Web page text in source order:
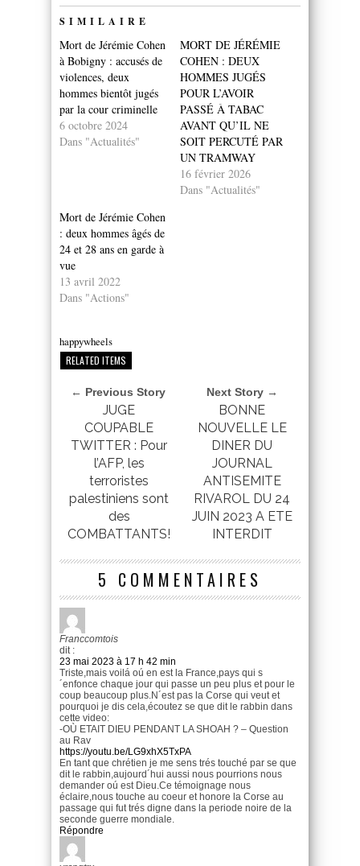
SIMILAIRE
Mort de Jérémie Cohen
à Bobigny : accusés de
violences, deux
hommes bientôt jugés
par la cour criminelle
6 octobre 2024
Dans "Actualités"
MORT DE JÉRÉMIE
COHEN : DEUX
HOMMES JUGÉS
POUR L’AVOIR
PASSÉ À TABAC
AVANT QU’IL NE
SOIT PERCUTÉ PAR
UN TRAMWAY
16 février 2026
Dans "Actualités"
Mort de Jérémie Cohen
: deux hommes âgés de
24 et 28 ans en garde à
vue
13 avril 2022
Dans "Actions"
happywheels
RELATED ITEMS
← Previous Story
JUGE
COUPABLE
TWITTER : Pour
l’AFP, les
terroristes
palestiniens sont
des
COMBATTANTS!
Next Story →
BONNE
NOUVELLE LE
DINER DU
JOURNAL
ANTISEMITE
RIVAROL DU 24
JUIN 2023 A ETE
INTERDIT
5 COMMENTAIRES
Franccomtois
dit :
23 mai 2023 à 17 h 42 min
Triste,mais voilá oú en est la France,pays qui s
´enfonce chaque jour qui passe un peu plus et pour le
coup beaucoup plus.N´est pas la Corse qui veut et
pourquoi je dis cela,écoutez se que dit le rabbin dans
cette video:
-OÙ ETAIT DIEU PENDANT LA SHOAH ? – Question
au Rav
https://youtu.be/LG9xhX5TxPA
En tant que chrétien je me sens trés touché par se que
dit le rabbin,aujourd´hui aussi nous pourrions nous
demander oú est Dieu.Ce témoignage nous
éclaire,nous touche au coeur et honore la Corse au
passage qui fut trés digne dans la periode noire de la
seconde guerre mondiale.
Répondre